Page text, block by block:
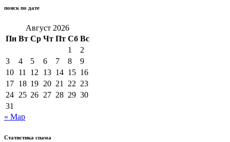
поиск по дате
Август 2026
Пн Вт Ср Чт Пт Сб Вс
1
2
3
4 5 6 7 8
9
10 11 12 13 14 15 16
17 18 19 20 21 22 23
24 25 26 27 28 29 30
31
« Мар
Статистика спама